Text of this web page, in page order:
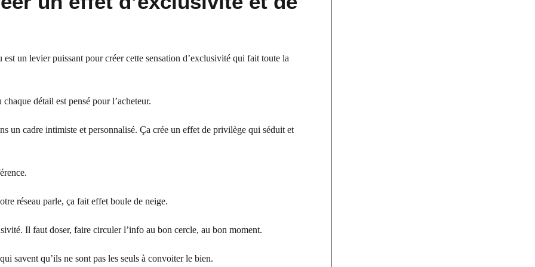
un levier puissant pour créer cette sensation d’exclusivité qui fait toute la
détail est pensé pour l’acheteur.
un cadre intimiste et personnalisé. Ça crée un effet de privilège qui séduit et
réseau parle, ça fait effet boule de neige.
Il faut doser, faire circuler l’info au bon cercle, au bon moment.
savent qu’ils ne sont pas les seuls à convoiter le bien.